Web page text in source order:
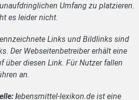
Umfang zu platzieren.
es leider nicht.
Links und Bildlinks sind
Der Webseitenbetreiber erhält eine
über diesen Link. Für Nutzer fallen
an.
lebensmittel-lexikon.de ist eine